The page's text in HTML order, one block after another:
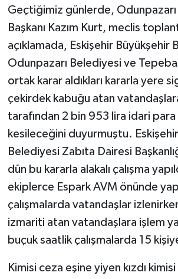
Geçtiğimiz günlerde,
Başkanı Kazım Kurt, meclis
açıklamada, Eskişehir Büyükşehir
Odunpazarı Belediyesi ve
ortak karar aldıkları kararla yere
çekirdek kabuğu atan
tarafından 2 bin 953 lira idari para
kesileceğini duyurmuştu.
Belediyesi Zabıta Dairesi
dün bu kararla alakalı çalışma
ekiplerce Espark AVM önünde
çalışmalarda vatandaşlar
izmariti atan vatandaşlara işlem
buçuk saatlik çalışmalarda 15
Kimisi ceza eşine yiyen kızdı